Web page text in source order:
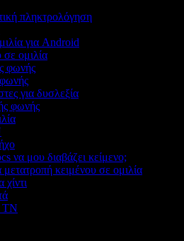
πληκτρολόγηση
για Android
ομιλία
φωνής
για δυσλεξία
φωνής
να μου διαβάζει κείμενο;
κειμένου σε ομιλία
ΤΝ